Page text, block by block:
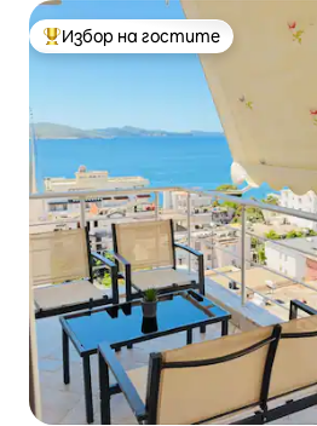
Най-популярен избор на гостите
Избор на гостите